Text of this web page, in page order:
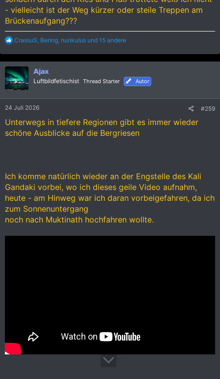
- vielleicht ist der Weg kürzer oder steile Treppen am
Brückenaufgang???
R
a
k
t
i
o
n
CrassuS, Bering, nunkulus und 15 andere
Ajax
Luftbildfetischist Thread Starter Autor
24 Juli 2026 #259
Unterwegs in tiefere Regionen gibt es immer wieder
schöne Ausblicke auf die Bergriesen
Ich komme natürlich wieder an der Engstelle des Kali
Gandaki vorbei, wo ich dieses geile Video aufnahm,
heute - am Hinweg war ich daran vorbeigefahren, da ich
zum Sonnenuntergang
noch nach Muktinath hochfahren wollte.